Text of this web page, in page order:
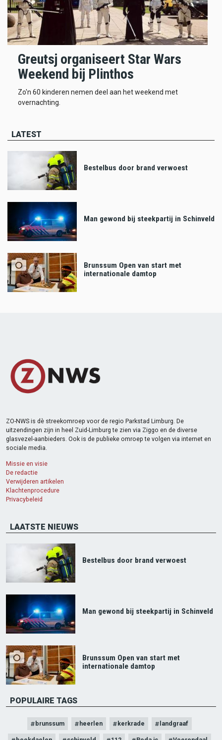
Greutsj organiseert Star Wars
Weekend bij Plinthos
Zo'n 60 kinderen nemen deel aan het weekend met
overnachting.
LATEST
Bestelbus door brand verwoest
Man gewond bij steekpartij in Schinveld
Brunssum Open van start met
internationale damtop
ZO-NWS is dè streekomroep voor de regio Parkstad Limburg. De
uitzendingen zijn in heel Zuid-Limburg te zien via Ziggo en de diverse
glasvezel-aanbieders. Ook is de publieke omroep te volgen via internet en
sociale media.
Missie en visie
De redactie
Verwijderen artikelen
Klachtenprocedure
Privacybeleid
LAATSTE NIEUWS
Bestelbus door brand verwoest
Man gewond bij steekpartij in Schinveld
Brunssum Open van start met
internationale damtop
POPULAIRE TAGS
brunssum heerlen kerkrade landgraaf